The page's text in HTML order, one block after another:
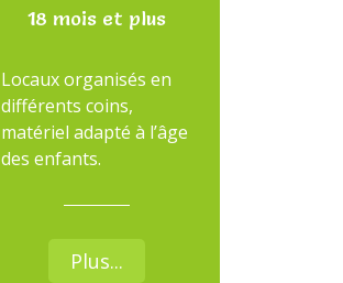
18 mois et plus
Locaux organisés en
différents coins,
matériel adapté à l’âge
des enfants.
Plus...